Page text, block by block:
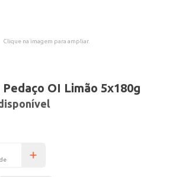
Clique na imagem para ampliar.
Pedaço OI Limão 5x180g